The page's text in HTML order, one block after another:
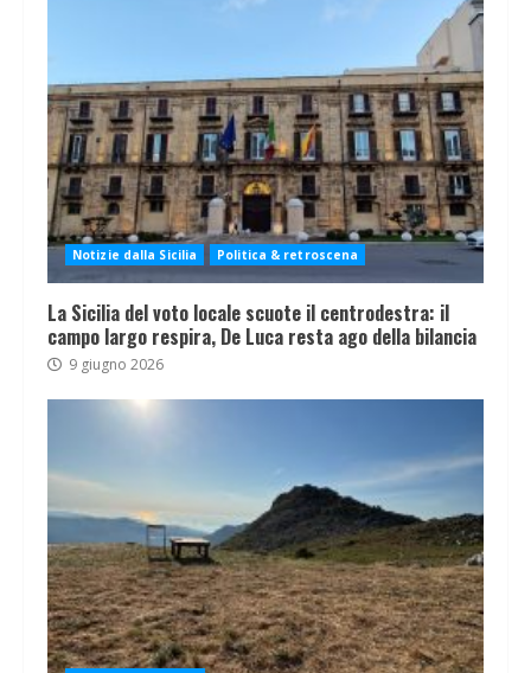
Notizie dalla Sicilia Politica & retroscena
La Sicilia del voto locale scuote il centrodestra: il
campo largo respira, De Luca resta ago della bilancia
9 giugno 2026